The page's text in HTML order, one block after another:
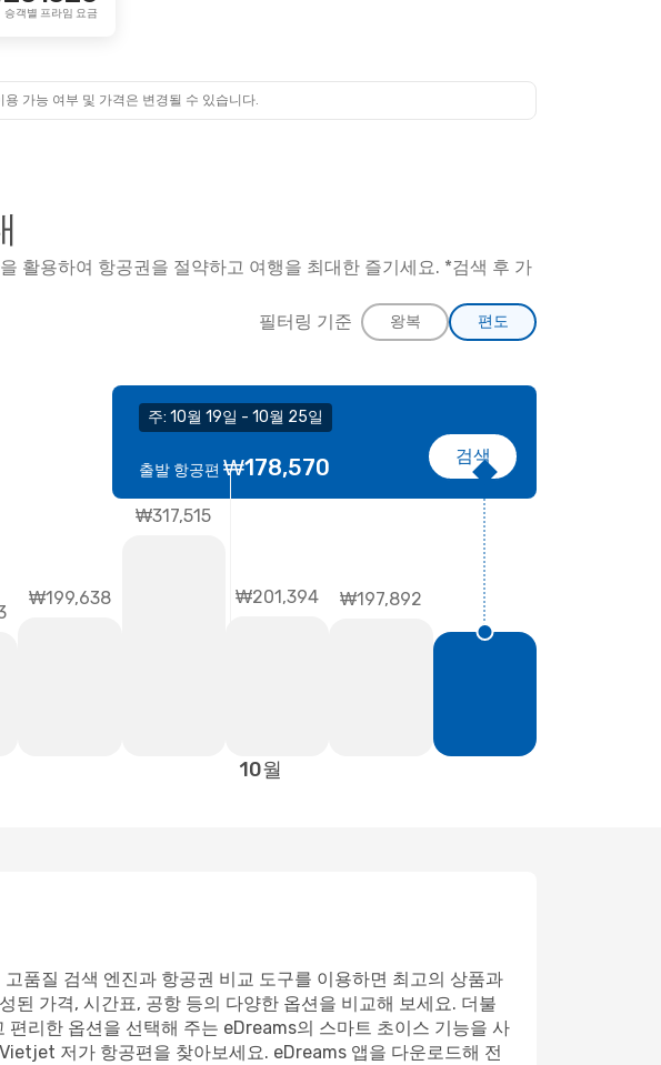
승객별 프라임 요금
가능 여부 및 가격은 변경될 수 있습니다.
활용하여 항공권을 절약하고 여행을 최대한 즐기세요. *검색 후 가
필터링 기준
왕복 편도
주: 10월 19일 - 10월 25일
출발 항공편 ₩178,570 검색
₩199,638
₩317,515
₩201,394 ₩197,892
10월
품질 검색 엔진과 항공권 비교 도구를 이용하면 최고의 상품과
된 가격, 시간표, 공항 등의 다양한 옵션을 비교해 보세요. 더불
리한 옵션을 선택해 주는 eDreams의 스마트 초이스 기능을 사
저가 항공편을 찾아보세요. eDreams 앱을 다운로드해 전